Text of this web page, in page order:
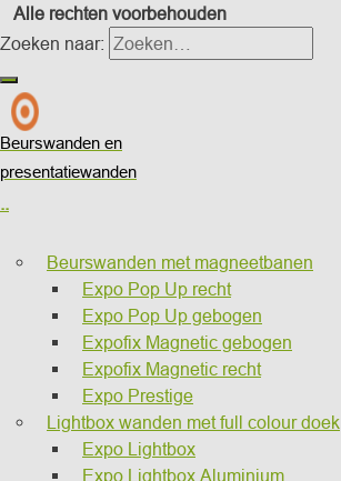
Alle rechten voorbehouden
Zoeken naar:
Beurswanden en
presentatiewanden
..
Beurswanden met magneetbanen
Expo Pop Up recht
Expo Pop Up gebogen
Expofix Magnetic gebogen
Expofix Magnetic recht
Expo Prestige
Lightbox wanden met full colour doek
Expo Lightbox
Expo Lightbox Aluminium